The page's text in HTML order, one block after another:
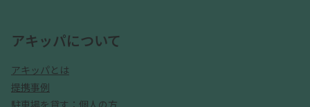
アキッパについて
アキッパとは
提携事例